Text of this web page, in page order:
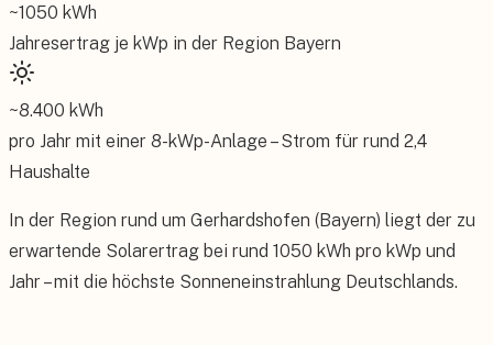
~1050 kWh
Jahresertrag je kWp in der Region Bayern
~8.400 kWh
pro Jahr mit einer 8-kWp-Anlage – Strom für rund 2,4
Haushalte
In der Region rund um Gerhardshofen (Bayern) liegt der zu
erwartende Solarertrag bei rund 1050 kWh pro kWp und
Jahr – mit die höchste Sonneneinstrahlung Deutschlands.